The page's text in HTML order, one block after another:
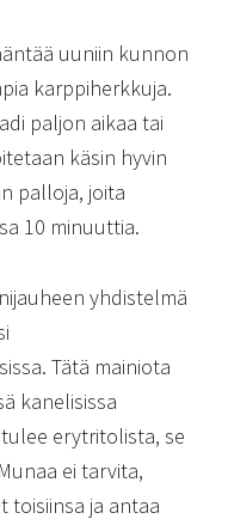
uuniin kunnon
karppiherkkuja.
paljon aikaa tai
käsin hyvin
palloja, joita
10 minuuttia.
yhdistelmä
Tätä mainiota
kanelisissa
erytritolista, se
ei tarvita,
toisiinsa ja antaa